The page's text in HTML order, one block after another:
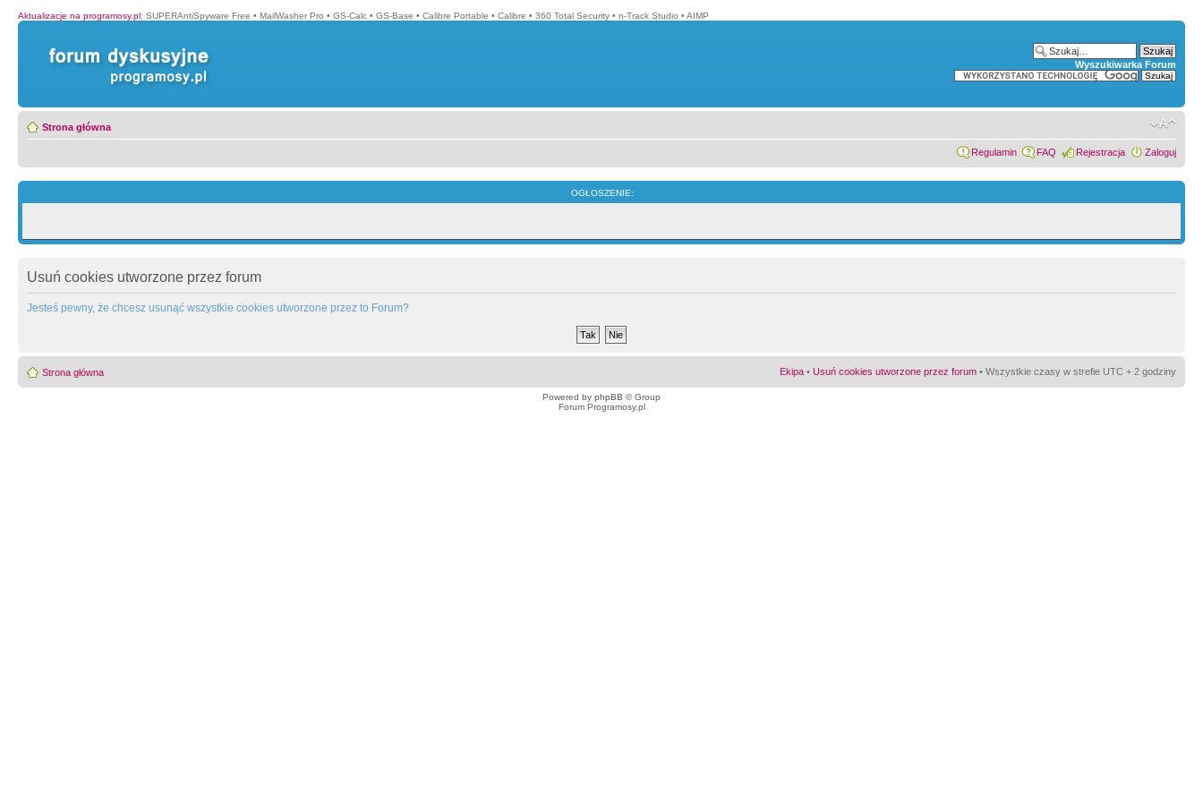
Aktualizacje na programosy.pl: SUPERAntiSpyware Free • MailWasher Pro • GS-Calc • GS-Base • Calibre Portable • Calibre • 360 Total Security • n-Track Studio • AIMP
Wyszukiwarka Forum
Strona główna
Regulamin FAQ Rejestracja Zaloguj
OGŁOSZENIE:
Usuń cookies utworzone przez forum
Jesteś pewny, że chcesz usunąć wszystkie cookies utworzone przez to Forum?
Strona główna Ekipa • Usuń cookies utworzone przez forum • Wszystkie czasy w strefie UTC + 2 godziny
Powered by phpBB © Group
Forum Programosy.pl